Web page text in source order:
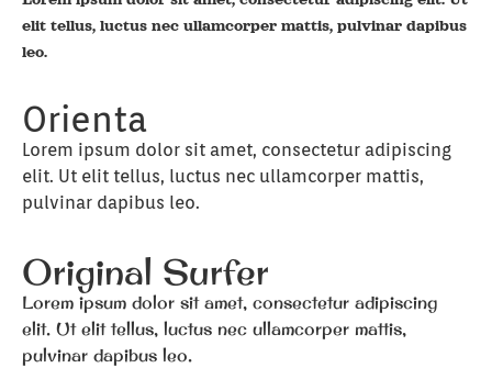
elit tellus, luctus nec ullamcorper mattis, pulvinar dapibus
leo.
Orienta
Lorem ipsum dolor sit amet, consectetur adipiscing
elit. Ut elit tellus, luctus nec ullamcorper mattis,
pulvinar dapibus leo.
Original Surfer
Lorem ipsum dolor sit amet, consectetur adipiscing
elit. Ut elit tellus, luctus nec ullamcorper mattis,
pulvinar dapibus leo.